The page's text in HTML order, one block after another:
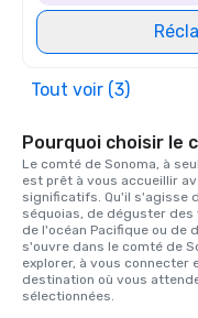
Tout voir (3)
Pourquoi choisir le
Le comté de Sonoma, à
est prêt à vous accueillir
significatifs. Qu'il s'agisse
séquoias, de déguster
de l'océan Pacifique ou de
s'ouvre dans le comté de
explorer, à vous connecter
destination où vous
sélectionnées.